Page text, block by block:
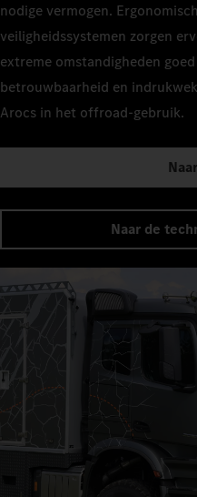
nodige vermogen.
veiligheidssystemen zorgen
extreme omstandigheden
betrouwbaarheid en
Arocs in het offroad-gebruik.
Naar de